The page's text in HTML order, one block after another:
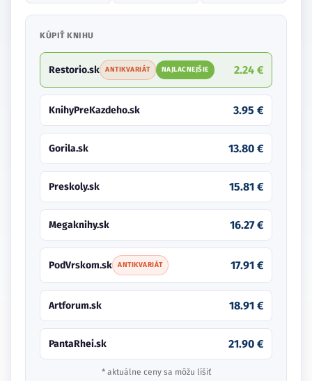
KÚPIŤ KNIHU
Restorio.sk ANTIKVARIÁT NAJLACNEJŠIE 2.24 €
KnihyPreKazdeho.sk 3.95 €
Gorila.sk 13.80 €
Preskoly.sk 15.81 €
Megaknihy.sk 16.27 €
PodVrskom.sk ANTIKVARIÁT 17.91 €
Artforum.sk 18.91 €
PantaRhei.sk 21.90 €
* aktuálne ceny sa môžu líšiť